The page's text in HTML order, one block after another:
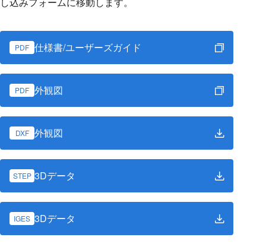
PDF 仕様書/ユーザーズガイド
PDF 外観図
DXF 外観図
STEP 3Dデータ
IGES 3Dデータ